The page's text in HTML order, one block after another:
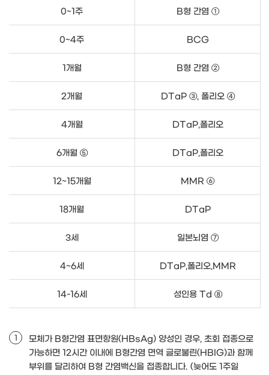
소아청소년과
0~1주 B형 간염 ①
0~4주 BCG
1개월 B형 간염 ②
2개월 DTaP ③, 폴리오 ④
4개월 DTaP,폴리오
6개월 ⑤ DTaP,폴리오
12~15개월 MMR ⑥
18개월 DTaP
3세 일본뇌염 ⑦
4~6세 DTaP,폴리오,MMR
14-16세 성인용 Td ⑧
모체가 B형간염 표면항원(HBsAg) 양성인 경우, 초회 접종으로
가능하면 12시간 이내에 B형간염 면역 글로불린(HBIG)과 함께
부위를 달리하여 B형 간염백신을 접종합니다. (늦어도 1주일